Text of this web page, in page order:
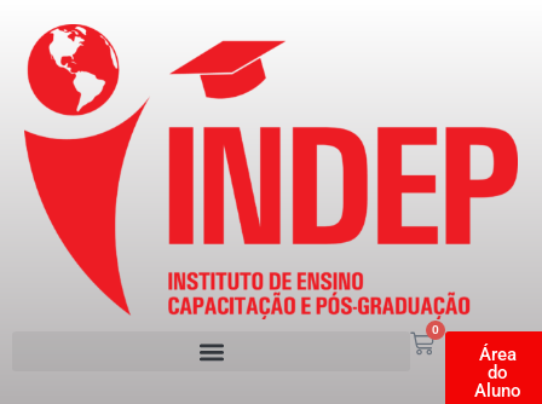
0
Área
do
Aluno